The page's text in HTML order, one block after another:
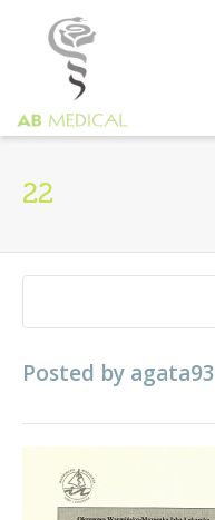
22
Posted by agata93